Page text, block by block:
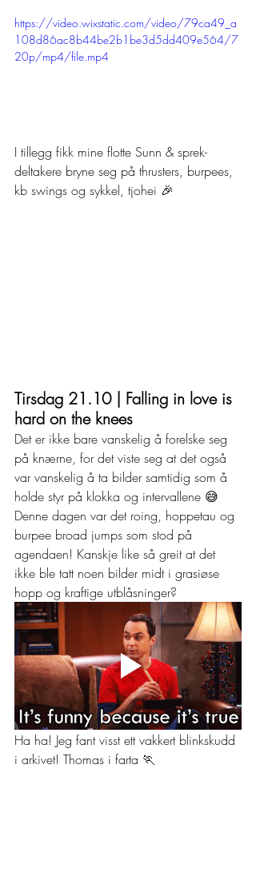
https://video.wixstatic.com/video/79ca49_a
108d86ac8b44be2b1be3d5dd409e564/7
20p/mp4/file.mp4
I tillegg fikk mine flotte Sunn & sprek-
deltakere bryne seg på thrusters, burpees,
kb swings og sykkel, tjohei 🎉
Tirsdag 21.10 | Falling in love is
hard on the knees
Det er ikke bare vanskelig å forelske seg
på knærne, for det viste seg at det også
var vanskelig å ta bilder samtidig som å
holde styr på klokka og intervallene 😅
Denne dagen var det roing, hoppetau og
burpee broad jumps som stod på
agendaen! Kanskje like så greit at det
ikke ble tatt noen bilder midt i grasiøse
hopp og kraftige utblåsninger?
Ha ha! Jeg fant visst ett vakkert blinkskudd
i arkivet! Thomas i farta 🏃